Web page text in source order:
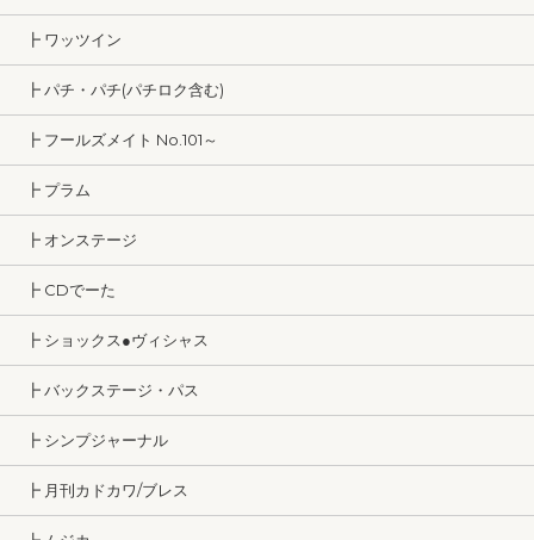
┣ ワッツイン
┣ パチ・パチ(パチロク含む)
┣ フールズメイト No.101～
┣ プラム
┣ オンステージ
┣ CDでーた
┣ ショックス●ヴィシャス
┣ バックステージ・パス
┣ シンプジャーナル
┣ 月刊カドカワ/ブレス